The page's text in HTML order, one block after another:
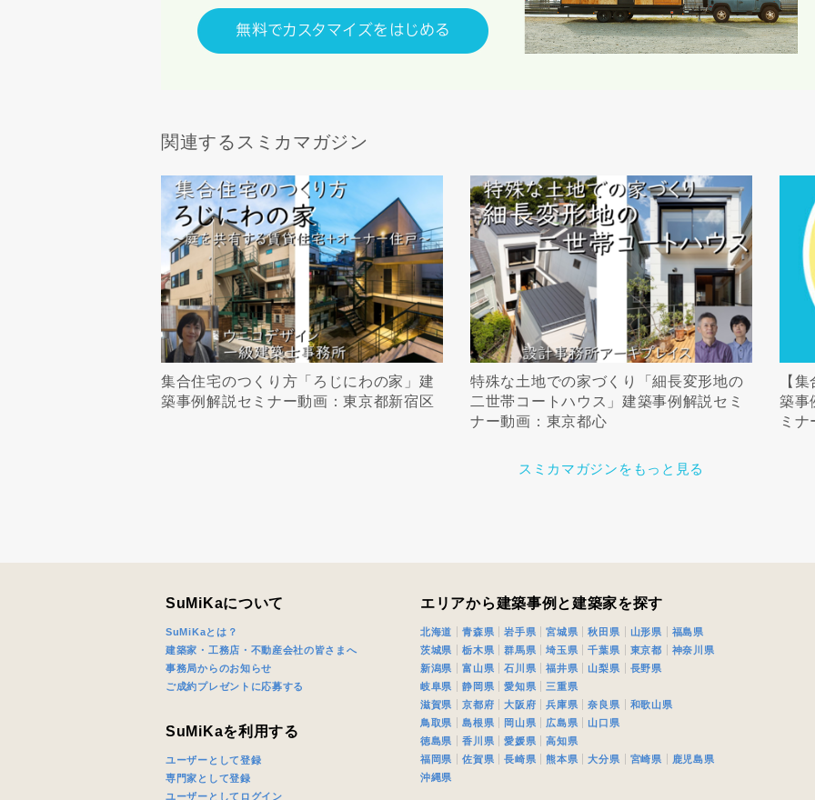
関連するスミカマガジン
集合住宅のつくり方「ろじにわの家」建
築事例解説セミナー動画：東京都新宿区
特殊な土地での家づくり「細長変形地の
二世帯コートハウス」建築事例解説セミ
ナー動画：東京都心
【
築事
ミナ
スミカマガジンをもっと見る
キャンセル 入力内容を送信する
SuMiKaについて
SuMiKaとは？
建築家・工務店・不動産会社の皆さまへ
事務局からのお知らせ
ご成約プレゼントに応募する
SuMiKaを利用する
ユーザーとして登録
専門家として登録
ユーザーとしてログイン
エリアから建築事例と建築家を探す
北海道 青森県 岩手県 宮城県 秋田県 山形県
福島県
茨城県
栃木県 群馬県 埼玉県 千葉県 東京都
神奈川県
新潟県
富山県 石川県 福井県 山梨県
長野県
岐阜県
静岡県 愛知県
三重県
滋賀県
京都府 大阪府 兵庫県 奈良県
和歌山県
鳥取県
島根県 岡山県 広島県
山口県
徳島県
香川県 愛媛県
高知県
福岡県
佐賀県 長崎県 熊本県 大分県 宮崎県
鹿児島県
沖縄県